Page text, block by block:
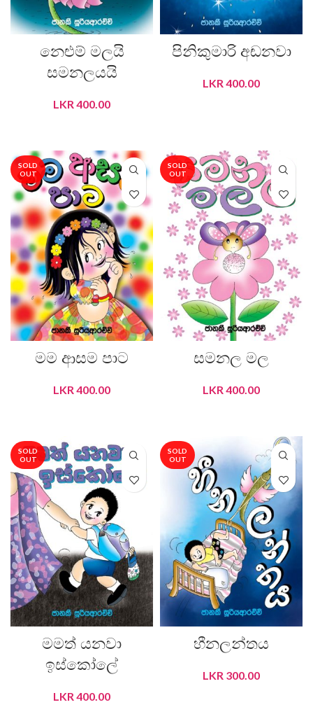
නෙළුම් මලයි
සමනලයයි
LKR400.00
පිනිකුමාරි අඬනවා
LKR400.00
SOLD
OUT
මම ආසම පාට
LKR400.00
SOLD
OUT
සමනල මල
LKR400.00
SOLD
OUT
මමත් යනවා
ඉස්කෝලේ
LKR400.00
SOLD
OUT
හීනලන්තය
LKR 300.00